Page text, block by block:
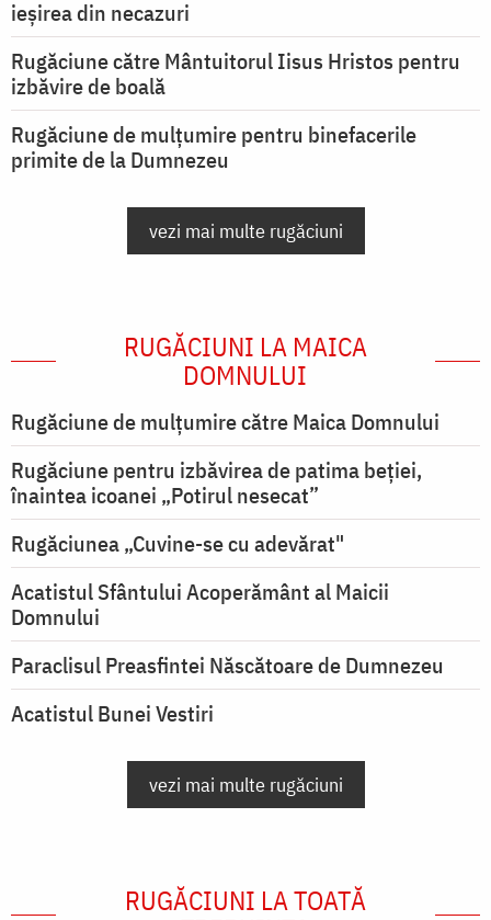
ieşirea din necazuri
Rugăciune către Mântuitorul Iisus Hristos pentru
izbăvire de boală
Rugăciune de mulțumire pentru binefacerile
primite de la Dumnezeu
vezi mai multe rugăciuni
RUGĂCIUNI LA MAICA
DOMNULUI
Rugăciune de mulţumire către Maica Domnului
Rugăciune pentru izbăvirea de patima beției,
înaintea icoanei „Potirul nesecat”
Rugăciunea „Cuvine-se cu adevărat"
Acatistul Sfântului Acoperământ al Maicii
Domnului
Paraclisul Preasfintei Născătoare de Dumnezeu
Acatistul Bunei Vestiri
vezi mai multe rugăciuni
RUGĂCIUNI LA TOATĂ